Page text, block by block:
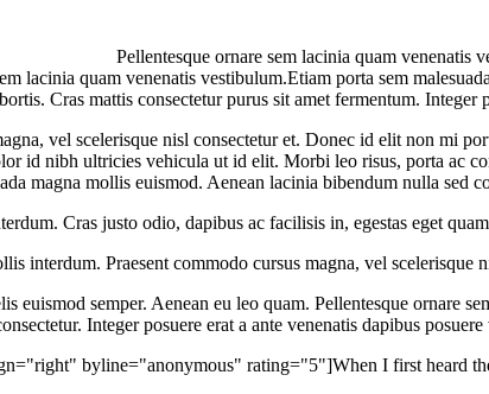
Pellentesque ornare sem lacinia quam venenatis
lacinia quam venenatis vestibulum.Etiam porta sem
Cras mattis consectetur purus sit amet fermentum.
vel scelerisque nisl consectetur et. Donec id elit non mi
id nibh ultricies vehicula ut id elit. Morbi leo risus, porta ac
magna mollis euismod. Aenean lacinia bibendum nulla sed
Cras justo odio, dapibus ac facilisis in, egestas eget
interdum. Praesent commodo cursus magna, vel scelerisque
euismod semper. Aenean eu leo quam. Pellentesque ornare
Integer posuere erat a ante venenatis dapibus
byline="anonymous" rating="5"]When I first heard